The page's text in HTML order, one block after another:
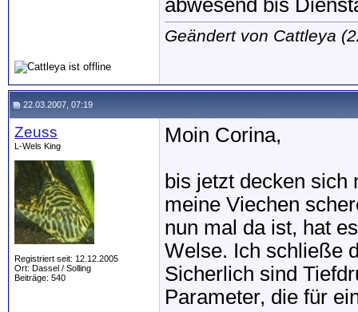
abwesend bis
Geändert von Cattleya
22.03.2007, 07:19
Zeuss
L-Wels King
Registriert seit: 12.12.2005
Ort: Dassel / Solling
Beiträge: 540
Moin Corina,
bis jetzt decken
meine Viechen
nun mal da ist, hat
Welse. Ich schließe
Sicherlich sind
Parameter, die für